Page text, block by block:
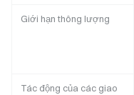
Giới hạn thông lượng
Tác động của các giao